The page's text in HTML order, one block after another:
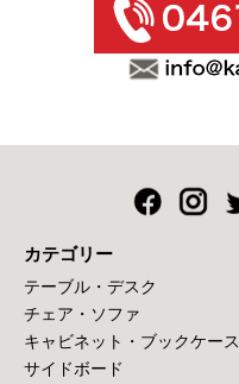
カテゴリー
テーブル・デスク
チェア・ソファ
キャビネット・ブックケース
サイドボード